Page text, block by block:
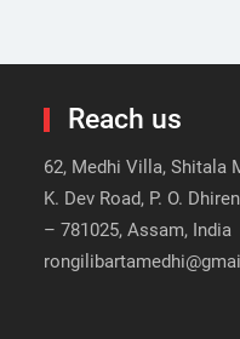
Reach us
62, Medhi Villa, Shitala
K. Dev Road, P. O.
– 781025, Assam, India